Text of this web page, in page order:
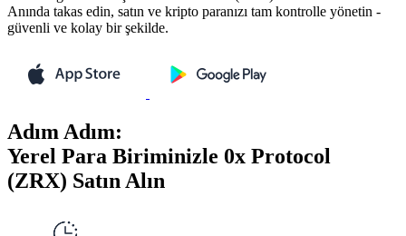
Anında takas edin, satın ve kripto paranızı tam kontrolle yönetin -
güvenli ve kolay bir şekilde.
Adım Adım:
Yerel Para Biriminizle 0x Protocol
(ZRX) Satın Alın